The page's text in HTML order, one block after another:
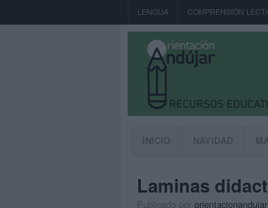
LENGUA COMPRENSIÓN
INICIO NAVIDAD
Laminas
Publicado por orientacionandujar